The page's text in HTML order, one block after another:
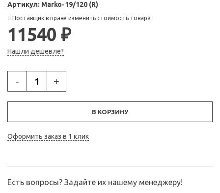
Артикул: Marko-19/120 (R)
Поставщик в праве изменить стоимость товара
11540 ₽
Нашли дешевле?
- +
В КОРЗИНУ
Оформить заказ в 1 клик
Есть вопросы? Задайте их нашему менеджеру!